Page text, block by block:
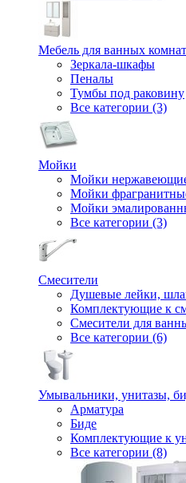
Мебель для ванных комнат
Зеркала-шкафы
Пеналы
Тумбы под раковину
Все категории (3)
Мойки
Мойки
Мойки
Мойки
Все категории (3)
Смесители
Душевые лейки,
Комплектующие к
Смесители для
Все категории (6)
Умывальники, унитазы,
Арматура
Биде
Комплектующие к
Все категории (8)